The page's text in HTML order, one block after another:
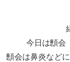
今日は顖会
顖会は鼻炎など